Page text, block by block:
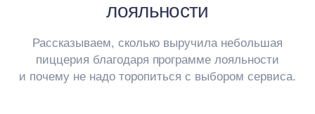
лояльности
Рассказываем, сколько выручила небольшая
пиццерия благодаря программе лояльности
и почему не надо торопиться с выбором сервиса.